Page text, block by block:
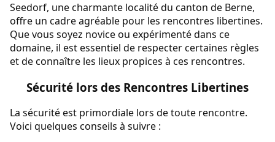
Seedorf, une charmante localité du canton de Berne,
offre un cadre agréable pour les rencontres libertines.
Que vous soyez novice ou expérimenté dans ce
domaine, il est essentiel de respecter certaines règles
et de connaître les lieux propices à ces rencontres.
Sécurité lors des Rencontres Libertines
La sécurité est primordiale lors de toute rencontre.
Voici quelques conseils à suivre :